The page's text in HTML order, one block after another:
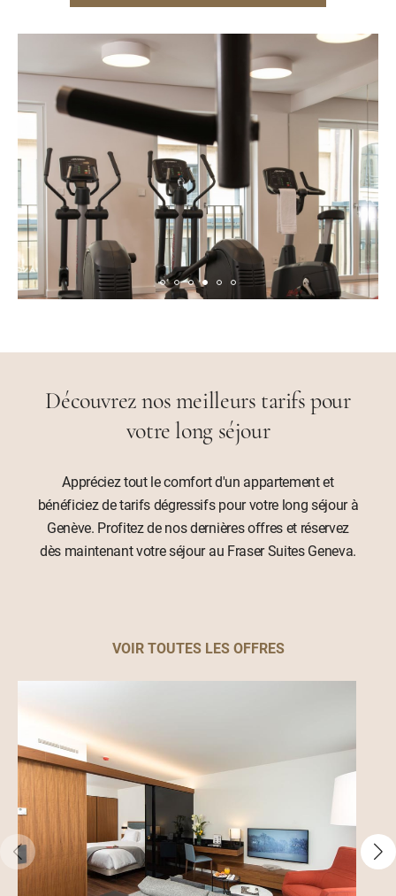
Découvrez nos meilleurs tarifs pour
votre long séjour
Appréciez tout le comfort d'un appartement et
bénéficiez de tarifs dégressifs pour votre long séjour à
Genève. Profitez de nos dernières offres et réservez
dès maintenant votre séjour au Fraser Suites Geneva.
VOIR TOUTES LES OFFRES